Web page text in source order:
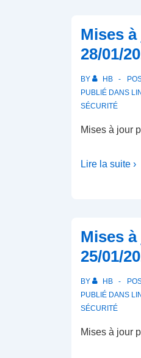
Mises
28/01/
BY HB
PUBLIÉ DANS
SÉCURITÉ
Mises à jour
Lire la suite ›
Mises
25/01/
BY HB
PUBLIÉ DANS
SÉCURITÉ
Mises à jour